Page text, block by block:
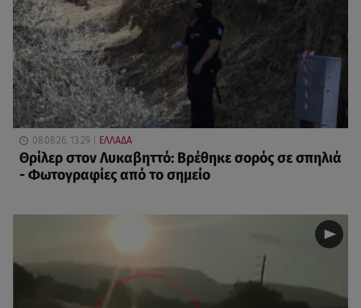
08.08.26, 13:29 ΕΛΛΑΔΑ
Θρίλερ στον Λυκαβηττό: Βρέθηκε σορός σε σπηλιά
- Φωτογραφίες από το σημείο